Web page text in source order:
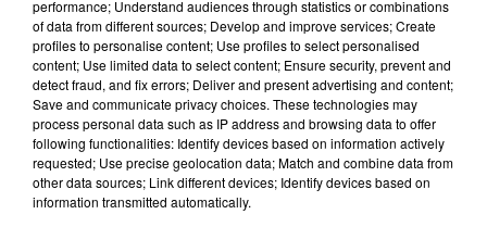
En plus de la France, Andorre, la Belgique, le Luxembourg,
Malte et Saint-Marin doivent selon la présidence française
reconnaitre également l’Etat palestinien. Le président
palestinien Mahmoud Abbas n’est pas présent lors de cette
conférence. Il doit s'exprimer
Mahmoud Abbas a salué les nouvelles reconnaissances les
qualifiant de "pas important et nécessaire vers la
concrétisation d'une paix juste et durable".
performance; Understand audiences through statistics or combinations
of data from different sources; Develop and improve services; Create
profiles to personalise content; Use profiles to select personalised
content; Use limited data to select content; Ensure security, prevent and
detect fraud, and fix errors; Deliver and present advertising and content;
Save and communicate privacy choices. These technologies may
process personal data such as IP address and browsing data to offer
following functionalities: Identify devices based on information actively
requested; Use precise geolocation data; Match and combine data from
other data sources; Link different devices; Identify devices based on
information transmitted automatically.